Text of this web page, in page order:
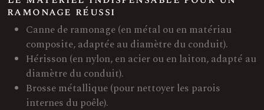
ramonage réussi
Canne de ramonage (en métal ou en matériau
composite, adaptée au diamètre du conduit).
Hérisson (en nylon, en acier ou en laiton, adapté au
diamètre du conduit).
Brosse métallique (pour nettoyer les parois
internes du poêle).